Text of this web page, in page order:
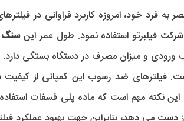
فیلبرتو استفاده نمود. طول عمر این